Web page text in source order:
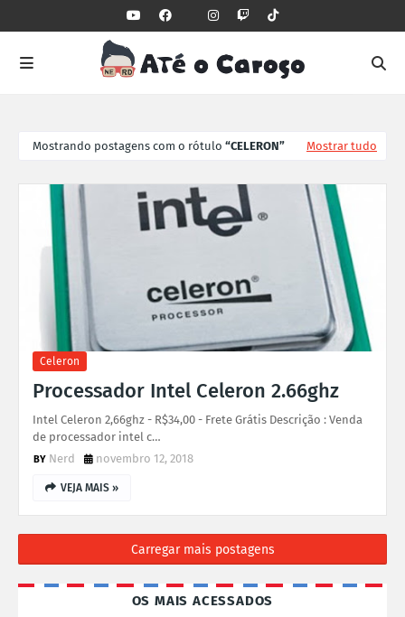
Mostrando postagens com o rótulo CELERON Mostrar tudo
Celeron
Processador Intel Celeron 2.66ghz
Intel Celeron 2,66ghz - R$34,00 - Frete Grátis Descrição : Venda
de processador intel c…
Nerd
novembro 12, 2018
VEJA MAIS »
Carregar mais postagens
OS MAIS ACESSADOS